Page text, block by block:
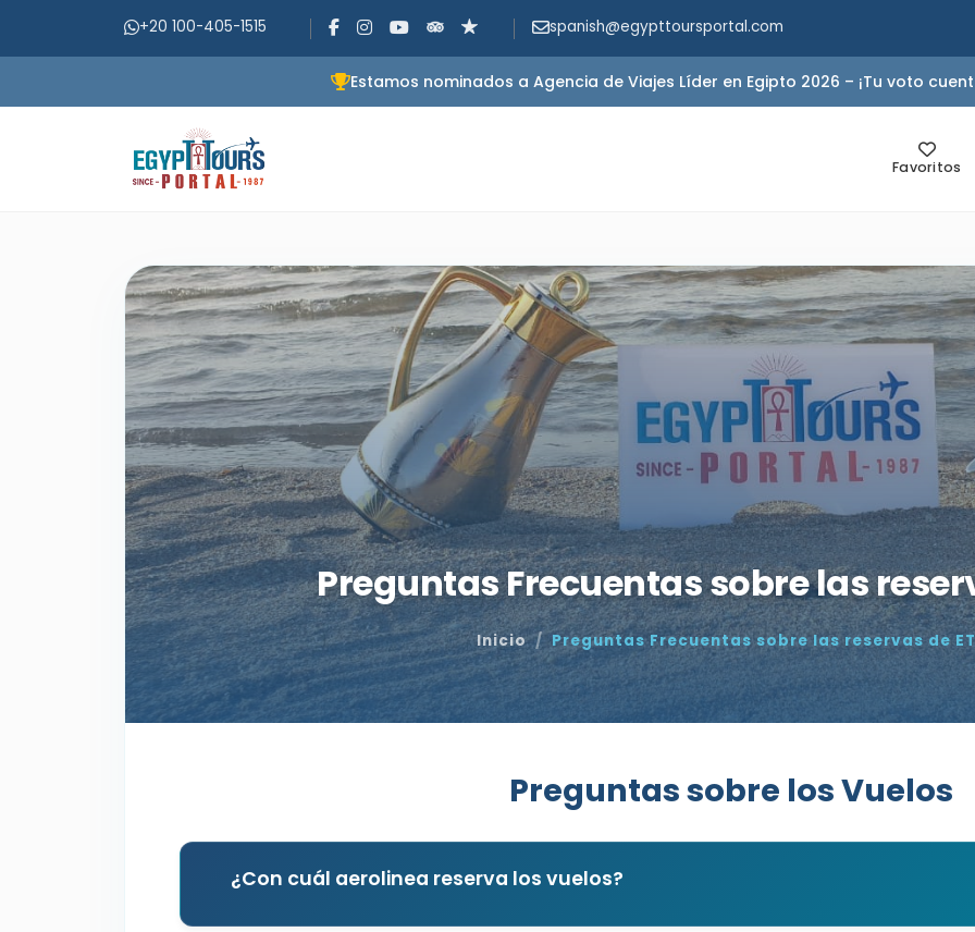
+20 100-405-1515 spanish@egypttoursportal.com
Estamos nominados a Agencia de Viajes Líder en Egipto 2026 – ¡Tu voto
Favoritos
Preguntas Frecuentas sobre las
Inicio Preguntas Frecuentas sobre las reservas de
Preguntas sobre los Vuelos
¿Con cuál aerolinea reserva los vuelos?